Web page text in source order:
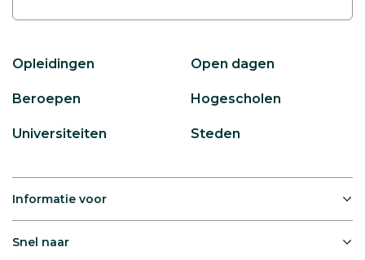
Opleidingen Open dagen
Beroepen Hogescholen
Universiteiten Steden
Informatie voor
Snel naar